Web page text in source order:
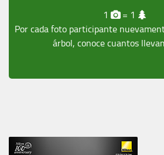
1
= 1
Por cada foto participante
árbol, conoce cuantos